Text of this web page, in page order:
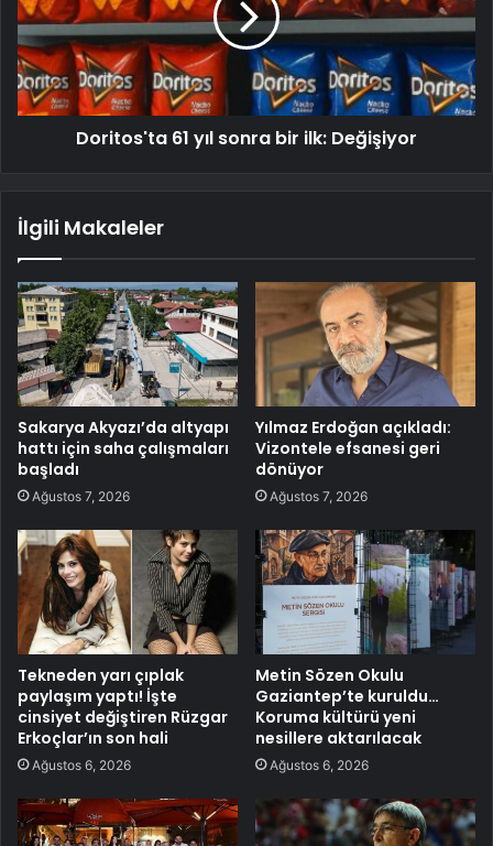
Doritos'ta 61 yıl sonra bir ilk: Değişiyor
İlgili Makaleler
Sakarya Akyazı’da altyapı
hattı için saha çalışmaları
başladı
Ağustos 7, 2026
Yılmaz Erdoğan açıkladı:
Vizontele efsanesi geri
dönüyor
Ağustos 7, 2026
Tekneden yarı çıplak
paylaşım yaptı! İşte
cinsiyet değiştiren Rüzgar
Erkoçlar’ın son hali
Ağustos 6, 2026
Metin Sözen Okulu
Gaziantep’te kuruldu…
Koruma kültürü yeni
nesillere aktarılacak
Ağustos 6, 2026